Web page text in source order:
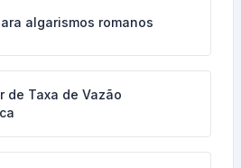
algarismos romanos
de Taxa de Vazão